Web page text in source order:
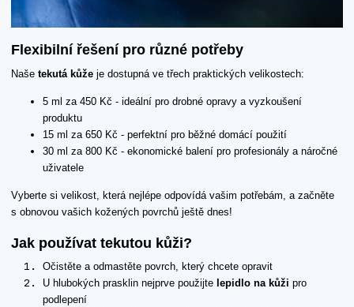
Flexibilní řešení pro různé potřeby
Naše tekutá kůže je dostupná ve třech praktických velikostech:
5 ml za 450 Kč - ideální pro drobné opravy a vyzkoušení
produktu
15 ml za 650 Kč - perfektní pro běžné domácí použití
30 ml za 800 Kč - ekonomické balení pro profesionály a náročné
uživatele
Vyberte si velikost, která nejlépe odpovídá vašim potřebám, a začněte
s obnovou vašich kožených povrchů ještě dnes!
Jak používat tekutou kůži?
Očistěte a odmastěte povrch, který chcete opravit
U hlubokých prasklin nejprve použijte lepidlo na kůži pro
podlepení